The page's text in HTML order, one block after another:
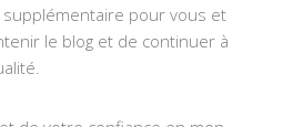
pour vous et
le blog et de continuer à